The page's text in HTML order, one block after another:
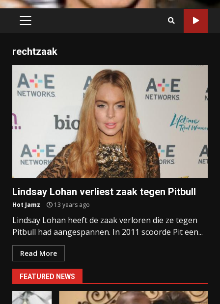
PRIMARY
rechtzaak
Lindsay Lohan verliest zaak tegen Pitbull
Hot Jamz 13 years ago
Lindsay Lohan heeft de zaak verloren die ze tegen
Pitbull had aangespannen. In 2011 scoorde Pit een...
Read More
FEATURED NEWS